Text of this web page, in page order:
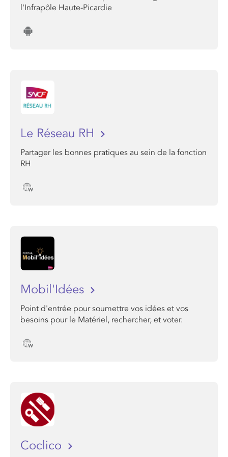
l'Infrapôle Haute-Picardie
Le Réseau RH
Partager les bonnes pratiques au sein de la fonction
RH
Mobil'Idées
Point d'entrée pour soumettre vos idées et vos
besoins pour le Matériel, rechercher, et voter.
Coclico